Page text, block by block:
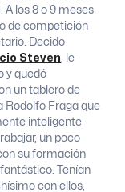
A los 8 o 9 meses
de competición
Decido
Steven , le
y quedó
un tablero de
Rodolfo Fraga que
inteligente
un poco
su formación
Tenían
con ellos,